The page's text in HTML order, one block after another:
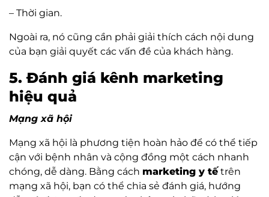
– Thời gian.
Ngoài ra, nó cũng cần phải giải thích cách nội dung
của bạn giải quyết các vấn đề của khách hàng.
5. Đánh giá kênh marketing
hiệu quả
Mạng xã hội
Mạng xã hội là phương tiện hoàn hảo để có thể tiếp
cận với bệnh nhân và cộng đồng một cách nhanh
chóng, dễ dàng. Bằng cách marketing y tếtrên
mạng xã hội, bạn có thể chia sẻ đánh giá, hướng